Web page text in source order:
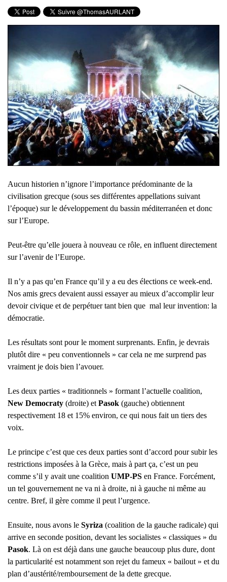
Aucun historien n’ignore l’importance prédominante de la
civilisation grecque (sous ses différentes appellations suivant
l’époque) sur le développement du bassin méditerranéen et donc
sur l’Europe.
Peut-être qu’elle jouera à nouveau ce rôle, en influent directement
sur l’avenir de l’Europe.
Il n’y a pas qu’en France qu’il y a eu des élections ce week-end.
Nos amis grecs devaient aussi essayer au mieux d’accomplir leur
devoir civique et de perpétuer tant bien que mal leur invention: la
démocratie.
Les résultats sont pour le moment surprenants. Enfin, je devrais
plutôt dire « peu conventionnels » car cela ne me surprend pas
vraiment je dois bien l’avouer.
Les deux parties « traditionnels » formant l’actuelle coalition,
New Democraty (droite) et Pasok (gauche) obtiennent
respectivement 18 et 15% environ, ce qui nous fait un tiers des
voix.
Le principe c’est que ces deux parties sont d’accord pour subir les
restrictions imposées à la Grèce, mais à part ça, c’est un peu
comme s’il y avait une coalition UMP-PS en France. Forcément,
un tel gouvernement ne va ni à droite, ni à gauche ni même au
centre. Bref, il gère comme il peut l’urgence.
Ensuite, nous avons le Syriza (coalition de la gauche radicale) qui
arrive en seconde position, devant les socialistes « classiques » du
Pasok. Là on est déjà dans une gauche beaucoup plus dure, dont
la particularité est notamment son rejet du fameux « bailout » et du
plan d’austérité/remboursement de la dette grecque.